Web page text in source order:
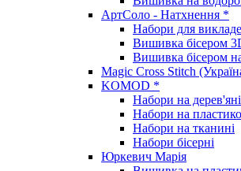
АртСоло - Натхнення *
Набори для
Вишивка бісером
Вишивка бісером
Magic Cross Stitch
KOMOD *
Набори на
Набори на
Набори на тканині
Набори бісерні
Юркевич Марія